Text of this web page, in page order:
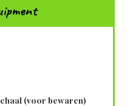
(voor bewaren)